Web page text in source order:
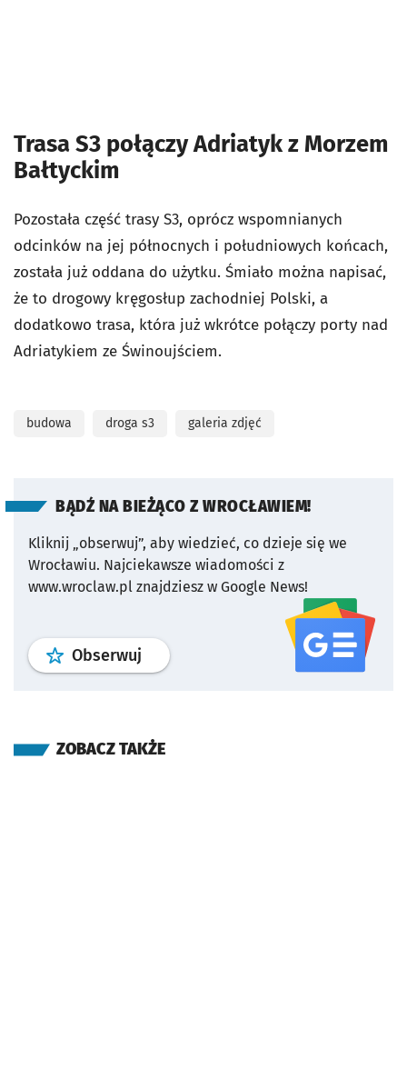
Trasa S3 połączy Adriatyk z Morzem
Bałtyckim
Pozostała część trasy S3, oprócz wspomnianych
odcinków na jej północnych i południowych końcach,
została już oddana do użytku. Śmiało można napisać,
że to drogowy kręgosłup zachodniej Polski, a
dodatkowo trasa, która już wkrótce połączy porty nad
Adriatykiem ze Świnoujściem.
budowa droga s3 galeria zdjęć
BĄDŹ NA BIEŻĄCO Z WROCŁAWIEM!
Kliknij „obserwuj”, aby wiedzieć, co dzieje się we
Wrocławiu. Najciekawsze wiadomości z
www.wroclaw.pl znajdziesz w Google News!
Obserwuj profil serwisu
ZOBACZ TAKŻE